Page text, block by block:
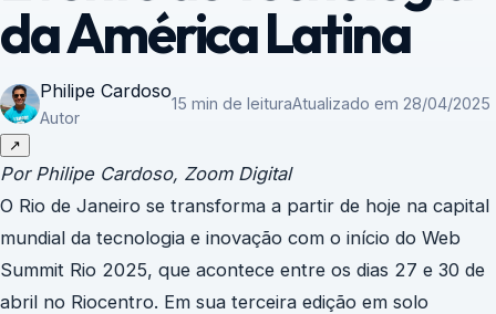
da América Latina
Philipe Cardoso
Autor
15 min de leituraAtualizado em 28/04/2025
↗
Por Philipe Cardoso, Zoom Digital
O Rio de Janeiro se transforma a partir de hoje na capital
mundial da tecnologia e inovação com o início do Web
Summit Rio 2025, que acontece entre os dias 27 e 30 de
abril no Riocentro. Em sua terceira edição em solo